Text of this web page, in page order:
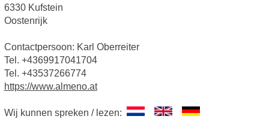
6330 Kufstein
Oostenrijk
Contactpersoon: Karl Oberreiter
Tel. +4369917041704
Tel. +43537266774
https://www.almeno.at
Wij kunnen spreken / lezen: